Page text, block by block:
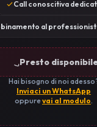
Call conoscitiva
al
Presto
Hai bisogno di noi
Inviaci un WhatsApp
oppurevai al modulo.